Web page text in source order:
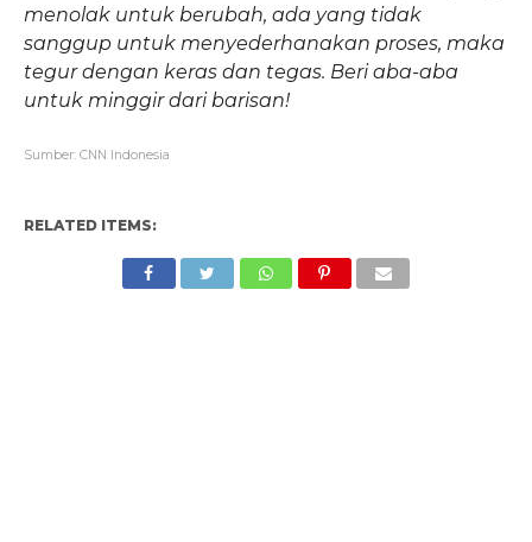
menolak untuk berubah, ada yang tidak
sanggup untuk menyederhanakan proses, maka
tegur dengan keras dan tegas. Beri aba-aba
untuk minggir dari barisan!
Sumber: CNN Indonesia
RELATED ITEMS: